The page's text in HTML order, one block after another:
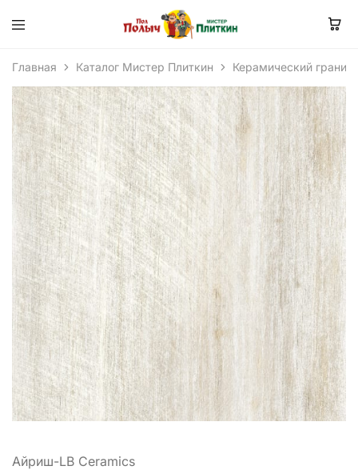
Главная Каталог Мистер Плиткин Керамический гранит
Айриш-LB Ceramics